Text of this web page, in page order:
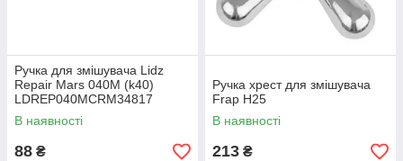
Ручка для змішувача Lidz
Repair Mars 040M (k40)
LDREP040MCRM34817
Chrome
В наявності
88 ₴
Ручка хрест для змішувача
Frap H25
В наявності
213 ₴